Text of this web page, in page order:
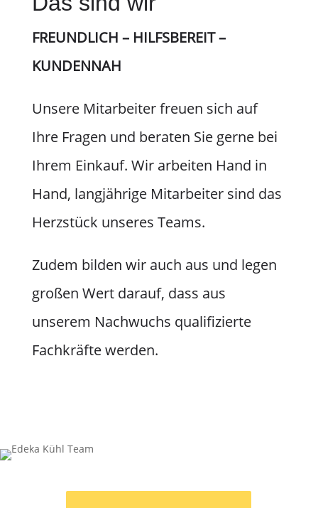
FREUNDLICH – HILFSBEREIT –
KUNDENNAH
Unsere Mitarbeiter freuen sich auf
Ihre Fragen und beraten Sie gerne bei
Ihrem Einkauf. Wir arbeiten Hand in
Hand, langjährige Mitarbeiter sind das
Herzstück unseres Teams.
Zudem bilden wir auch aus und legen
großen Wert darauf, dass aus
unserem Nachwuchs qualifizierte
Fachkräfte werden.